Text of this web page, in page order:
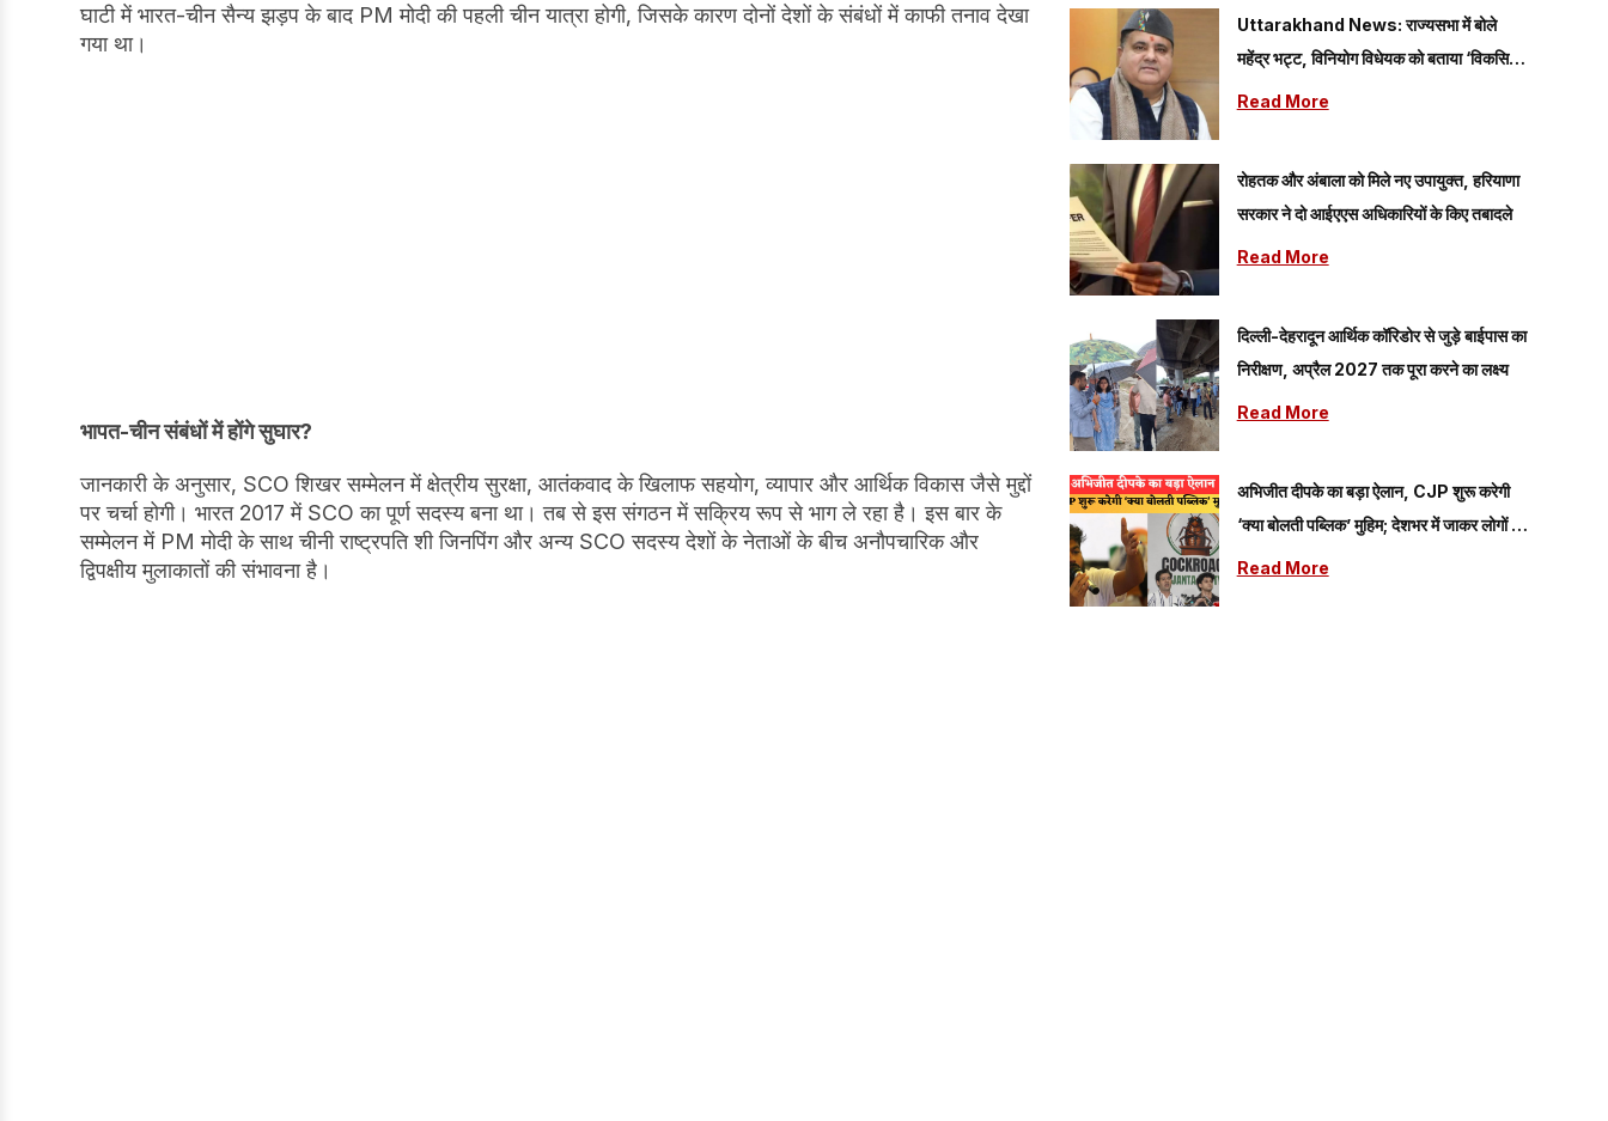
घाटी में भारत-चीन सैन्य झड़प के बाद PM मोदी की पहली चीन यात्रा होगी, जिसके कारण दोनों देशों के संबंधों में काफी तनाव देखा
गया था।
भापत-चीन संबंधों में होंगे सुघार?
जानकारी के अनुसार, SCO शिखर सम्मेलन में क्षेत्रीय सुरक्षा, आतंकवाद के खिलाफ सहयोग, व्यापार और आर्थिक विकास जैसे मुद्दों
पर चर्चा होगी। भारत 2017 में SCO का पूर्ण सदस्य बना था। तब से इस संगठन में सक्रिय रूप से भाग ले रहा है। इस बार के
सम्मेलन में PM मोदी के साथ चीनी राष्ट्रपति शी जिनपिंग और अन्य SCO सदस्य देशों के नेताओं के बीच अनौपचारिक और
द्विपक्षीय मुलाकातों की संभावना है।
Uttarakhand News: राज्यसभा में बोले
महेंद्र भट्ट, विनियोग विधेयक को बताया ‘विकसित
भारत’ के संकल्प को मजबूत करने वाला कदम
Read More
रोहतक और अंबाला को मिले नए उपायुक्त, हरियाणा
सरकार ने दो आईएएस अधिकारियों के किए तबादले
Read More
दिल्ली-देहरादून आर्थिक कॉरिडोर से जुड़े बाईपास का
निरीक्षण, अप्रैल 2027 तक पूरा करने का लक्ष्य
Read More
अभिजीत दीपके का बड़ा ऐलान, CJP शुरू करेगी
‘क्या बोलती पब्लिक’ मुहिम; देशभर में जाकर लोगों की
समस्याएं जानेगी पार्टी
Read More